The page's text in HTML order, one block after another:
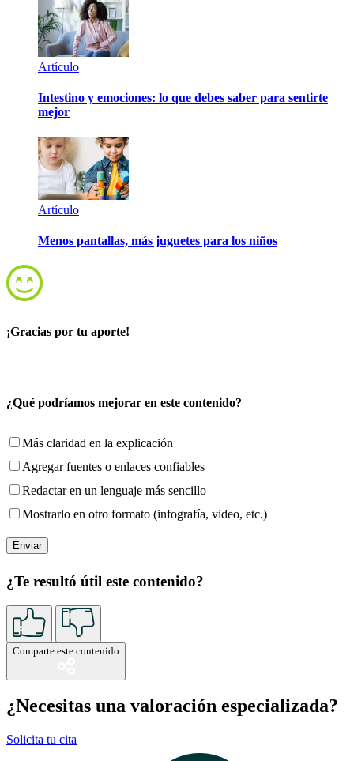
Artículo
Intestino y emociones: lo que debes saber para sentirte
mejor
Artículo
Menos pantallas, más juguetes para los niños
¡Gracias por tu aporte!
¿Qué podríamos mejorar en este contenido?
Más claridad en la explicación
Agregar fuentes o enlaces confiables
Redactar en un lenguaje más sencillo
Mostrarlo en otro formato (infografía, video, etc.)
¿Te resultó útil este contenido?
Comparte este contenido
¿Necesitas una valoración especializada?
Solicita tu cita